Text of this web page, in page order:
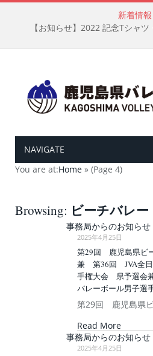
新着情報
【お知らせ】2022 記念Tシャ
NAVIGATE
You are at:Home » (Page 4)
Browsing: ビーチバレー
事務局からのお知らせ
2025年4月25日
第29回 鹿児島県ビ
兼 第36回 JVA全日
手権大会 県予選会
バレーボール男子
第29回 鹿児島県
Read More
事務局からのお知らせ
2025年4月25日